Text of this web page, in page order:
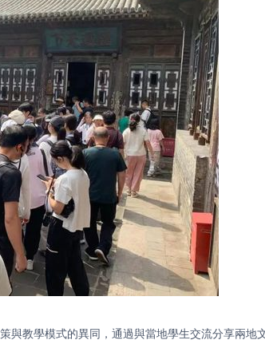
與教學模式的異同，通過與當地學生交流分享兩地